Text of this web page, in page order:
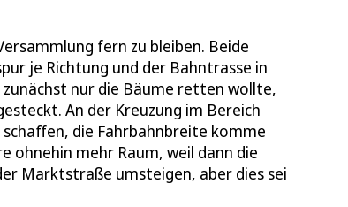
fern zu bleiben. Beide
je Richtung und der Bahntrasse in
nur die Bäume retten wollte,
An der Kreuzung im Bereich
die Fahrbahnbreite komme
ohnehin mehr Raum, weil dann die
Marktstraße umsteigen, aber dies sei